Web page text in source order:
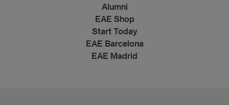
Alumni
EAE Shop
Start Today
EAE Barcelona
EAE Madrid